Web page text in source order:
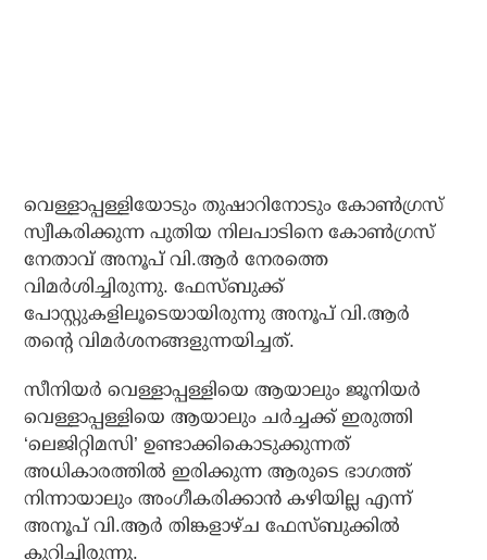
വെള്ളാപ്പള്ളിയോടും തുഷാറിനോടും കോണ്‍ഗ്രസ്
സ്വീകരിക്കുന്ന പുതിയ നിലപാടിനെ കോണ്‍ഗ്രസ്
നേതാവ് അനൂപ് വി.ആര്‍ നേരത്തെ
വിമര്‍ശിച്ചിരുന്നു. ഫേസ്ബുക്ക്
പോസ്റ്റുകളിലൂടെയായിരുന്നു അനൂപ് വി.ആര്‍
തന്റെ വിമര്‍ശനങ്ങളുന്നയിച്ചത്.
സീനിയര്‍ വെള്ളാപ്പള്ളിയെ ആയാലും ജൂനിയര്‍
വെള്ളാപ്പള്ളിയെ ആയാലും ചര്‍ച്ചക്ക് ഇരുത്തി
‘ലെജിറ്റിമസി’ ഉണ്ടാക്കികൊടുക്കുന്നത്
അധികാരത്തില്‍ ഇരിക്കുന്ന ആരുടെ ഭാഗത്ത്
നിന്നായാലും അംഗീകരിക്കാന്‍ കഴിയില്ല എന്ന്
അനൂപ് വി.ആര്‍ തിങ്കളാഴ്ച ഫേസ്ബുക്കില്‍
കുറിച്ചിരുന്നു.